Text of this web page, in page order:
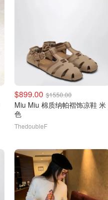
$899.00 $1550.00
Miu Miu 棉质纳帕褶饰凉鞋 米
色
ThedoubleF